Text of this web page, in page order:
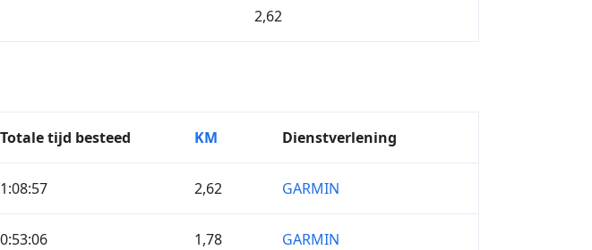
2,62
Totale tijd besteed KM Dienstverlening
1:08:57 2,62 GARMIN
0:53:06 1,78 GARMIN